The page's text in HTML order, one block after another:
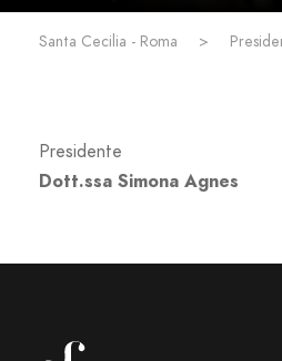
Santa Cecilia - Roma >
Presidente
Dott.ssa Simona Agnes